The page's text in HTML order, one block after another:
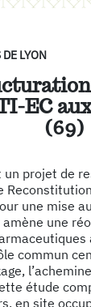
LYON
EC
(69)
un projet de
une mise
une
commun
étude
en site